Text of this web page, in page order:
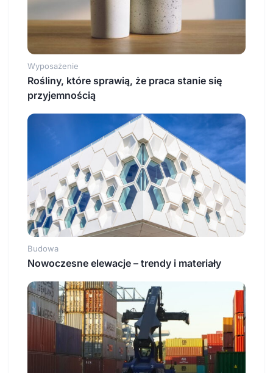
Wyposażenie
Rośliny, które sprawią, że praca stanie się
przyjemnością
Budowa
Nowoczesne elewacje – trendy i materiały